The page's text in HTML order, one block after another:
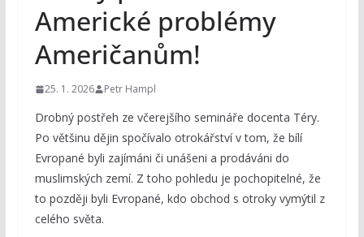
Americké problémy
Američanům!
25. 1. 2026 Petr Hampl
Drobný postřeh ze včerejšího semináře docenta Téry.
Po většinu dějin spočívalo otrokářství v tom, že bílí
Evropané byli zajímáni či unášeni a prodáváni do
muslimských zemí. Z toho pohledu je pochopitelné, že
to později byli Evropané, kdo obchod s otroky vymýtil z
celého světa.